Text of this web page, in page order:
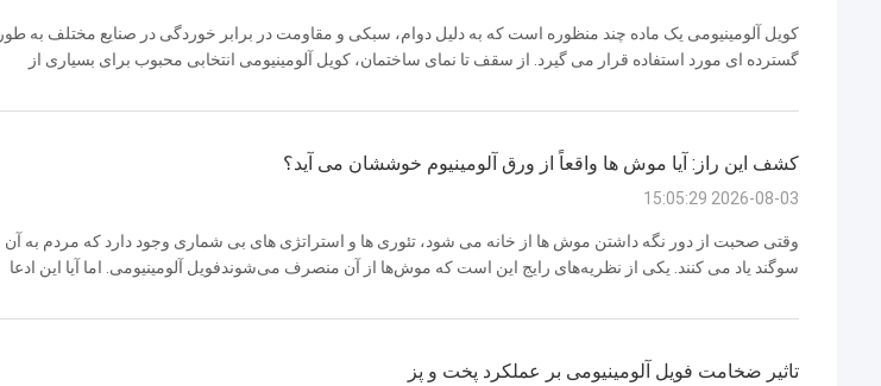
کویل آلومینیومی یک ماده چند منظوره است که به دلیل دوام، سبکی و مقاومت در برابر خوردگی در صنایع مختلف به طور
گسترده ای مورد استفاده قرار می گیرد. از سقف تا نمای ساختمان، کویل آلومینیومی انتخابی محبوب برای بسیاری از
کشف این راز: آیا موش ها واقعاً از ورق آلومینیوم خوششان می آید؟
2026-08-03 15:05:29
وقتی صحبت از دور نگه داشتن موش ها از خانه می شود، تئوری ها و استراتژی های بی شماری وجود دارد که مردم به آن
سوگند یاد می کنند. یکی از نظریه‌های رایج این است که موش‌ها از آن منصرف می‌شوندفویل آلومینیومی. اما آیا این ادعا
تاثیر ضخامت فویل آلومینیومی بر عملکرد پخت و پز